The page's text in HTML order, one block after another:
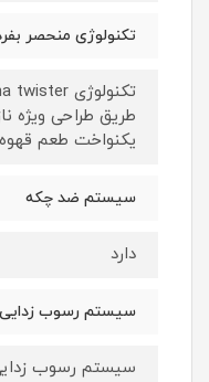
تکنولوژی منحصر
طریق طراحی
یکنواخت طعم
سیستم ضد چکه
دارد
سیستم رسوب زدایی
سیستم رسوب